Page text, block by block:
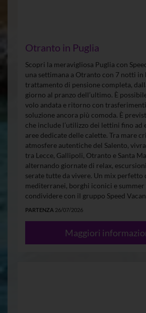
Otranto in Puglia
Scopri la meravigliosa Puglia con
una settimana a Otranto con 7 notti in
trattamento di pensione completa,
giorno al pranzo dell’ultimo. È
volo andata e ritorno con
soluzione ancora più comoda. È
che include l’utilizzo dei lettini fino ad
aree dedicate delle calette. Tra mare
atmosfere autentiche del Salento,
tra Lecce, Gallipoli, Otranto e Santa
alternando giornate di relax,
serate tutte da vivere. Un mix perfetto
mediterranei, borghi iconici e summer
condividere con il gruppo Speed
PARTENZA 26/07/2026
Maggiori